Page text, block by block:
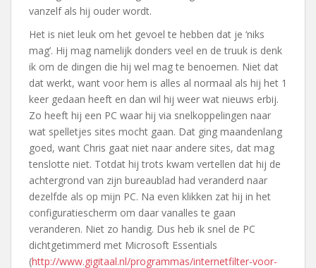
vanzelf als hij ouder wordt.
Het is niet leuk om het gevoel te hebben dat je ‘niks
mag’. Hij mag namelijk donders veel en de truuk is denk
ik om de dingen die hij wel mag te benoemen. Niet dat
dat werkt, want voor hem is alles al normaal als hij het 1
keer gedaan heeft en dan wil hij weer wat nieuws erbij.
Zo heeft hij een PC waar hij via snelkoppelingen naar
wat spelletjes sites mocht gaan. Dat ging maandenlang
goed, want Chris gaat niet naar andere sites, dat mag
tenslotte niet. Totdat hij trots kwam vertellen dat hij de
achtergrond van zijn bureaublad had veranderd naar
dezelfde als op mijn PC. Na even klikken zat hij in het
configuratiescherm om daar vanalles te gaan
veranderen. Niet zo handig. Dus heb ik snel de PC
dichtgetimmerd met Microsoft Essentials
(http://www.gigitaal.nl/programmas/internetfilter-voor-